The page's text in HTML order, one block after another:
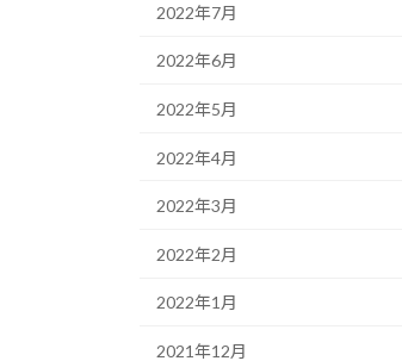
2022年7月
2022年6月
2022年5月
2022年4月
2022年3月
2022年2月
2022年1月
2021年12月